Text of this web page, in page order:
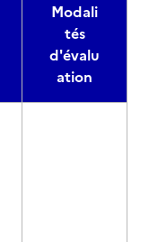
Modali
tés
d'évalu
ation